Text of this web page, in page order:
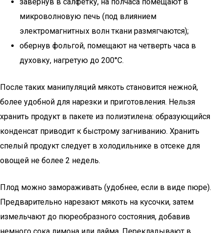
микроволновую печь (под влиянием
электромагнитных волн ткани размягчаются);
обернув фольгой, помещают на четверть часа в
духовку, нагретую до 200°С.
После таких манипуляций мякоть становится нежной,
более удобной для нарезки и приготовления. Нельзя
хранить продукт в пакете из полиэтилена: образующийся
конденсат приводит к быстрому загниванию. Хранить
спелый продукт следует в холодильнике в отсеке для
овощей не более 2 недель.
Плод можно замораживать (удобнее, если в виде пюре).
Предварительно нарезают мякоть на кусочки, затем
измельчают до пюреобразного состояния, добавив